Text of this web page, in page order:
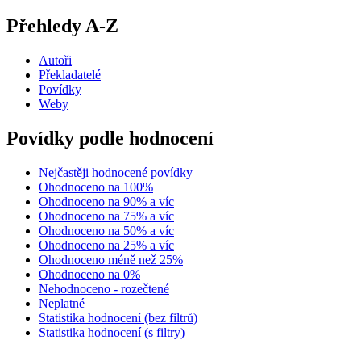
Přehledy A-Z
Autoři
Překladatelé
Povídky
Weby
Povídky podle hodnocení
Nejčastěji hodnocené povídky
Ohodnoceno na 100%
Ohodnoceno na 90% a víc
Ohodnoceno na 75% a víc
Ohodnoceno na 50% a víc
Ohodnoceno na 25% a víc
Ohodnoceno méně než 25%
Ohodnoceno na 0%
Nehodnoceno - rozečtené
Neplatné
Statistika hodnocení (bez filtrů)
Statistika hodnocení (s filtry)